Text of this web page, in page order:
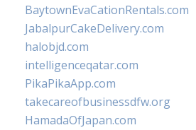
BaytownEvaCationRentals.com
JabalpurCakeDelivery.com
halobjd.com
intelligenceqatar.com
PikaPikaApp.com
takecareofbusinessdfw.org
HamadaOfJapan.com